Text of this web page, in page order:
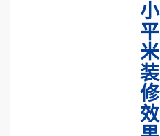
小
平
米
装
修
效